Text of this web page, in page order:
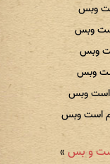
وبس
است وبس
وبس
وبس
است وبس
است وبس
»